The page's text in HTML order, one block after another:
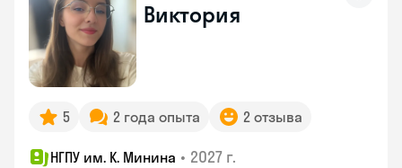
Виктория
5 2 года опыта 2 отзыва
НГПУ им. К. Минина • 2027 г.